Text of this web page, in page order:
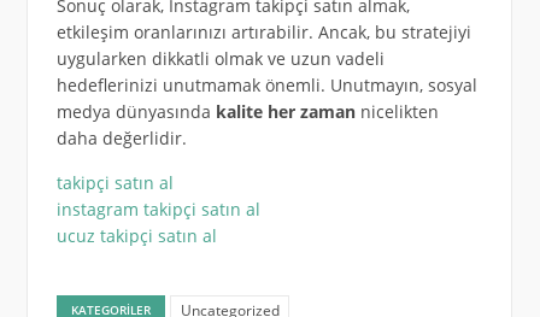
Sonuç olarak, Instagram takipçi satın almak,
etkileşim oranlarınızı artırabilir. Ancak, bu stratejiyi
uygularken dikkatli olmak ve uzun vadeli
hedeflerinizi unutmamak önemli. Unutmayın, sosyal
medya dünyasında kalite her zamannicelikten
daha değerlidir.
takipçi satın al
instagram takipçi satın al
ucuz takipçi satın al
KATEGORILER Uncategorized